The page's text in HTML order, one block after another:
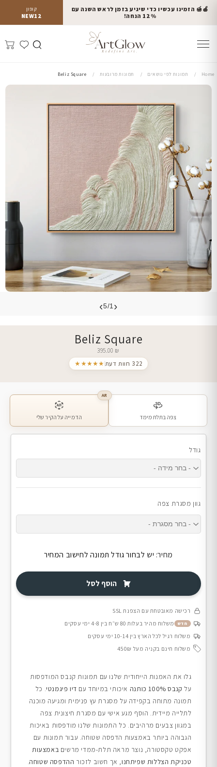
קופון
NEW12
🍎🍯 הזמינו עכשיו כדי שיגיע בזמן לראש השנה עם
12% הנחה!
Home תמונות לפי נושאים תמונות מרובעות Beliz Square
‹
5/1
›
Beliz Square
395.00 ₪
★★★★★
322 חוות דעת
צפה בתלת מימד
AR
הדמייה על הקיר שלי
גודל
גוון מסגרת צפה
מחיר: יש לבחור גודל תמונה לחישוב המחיר
הוסף לסל
רכישה מאובטחת עם הצפנת SSL
חדש
משלוח מהיר בעלות 80 ש״ח בין 4-8 ימי עסקים
משלוח רגיל לכל הארץ בין 10-14 ימי עסקים
משלוח חינם בקניה מעל 450₪
גלו את האמנות הייחודית שלנו עם תמונות קנבס המודפסות
על קנבס 100% כותנה איכותי במיוחד עם דיו פיגמנטי. כל
תמונה מתוחה בקפידה על מסגרת עץ פנימית ומגיעה מוכנה
לתלייה מיידית. הוסף מגע אישי עם מסגרת חיצונית צפה
במגוון צבעים מרהיבים. כל התמונות שלנו מודפסות באיכות
הגבוהה ביותר באמצעות הדפסה שטוחה. עבור תמונות עם
אפקט טקסטורה, נוצר מראה תלת-ממדי מרשים באמצעות
טכניקת הצללות שפיתחנו, אך חשוב לזכור ההדפסה שטוחה.